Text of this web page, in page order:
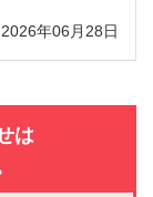
2026年06月28日
は